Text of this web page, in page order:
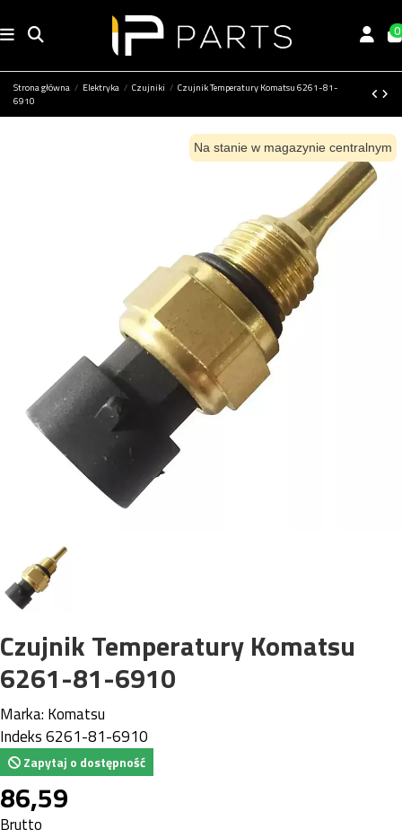
0
Strona główna Elektryka Czujniki
Czujnik Temperatury Komatsu 6261-81-
6910
Na stanie w magazynie centralnym
Czujnik Temperatury Komatsu
6261-81-6910
Marka: Komatsu
Indeks6261-81-6910
Zapytaj o dostępność
86,59
Brutto